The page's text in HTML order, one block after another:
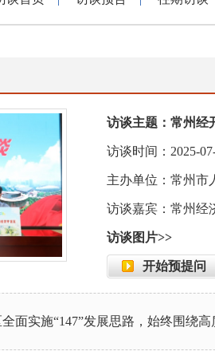
访谈主题：常州经
访谈时间：2025-
主办单位：常州市
访谈嘉宾：常州经
访谈图片>>
开始预提问
全面实施“147”发展思路，始终围绕